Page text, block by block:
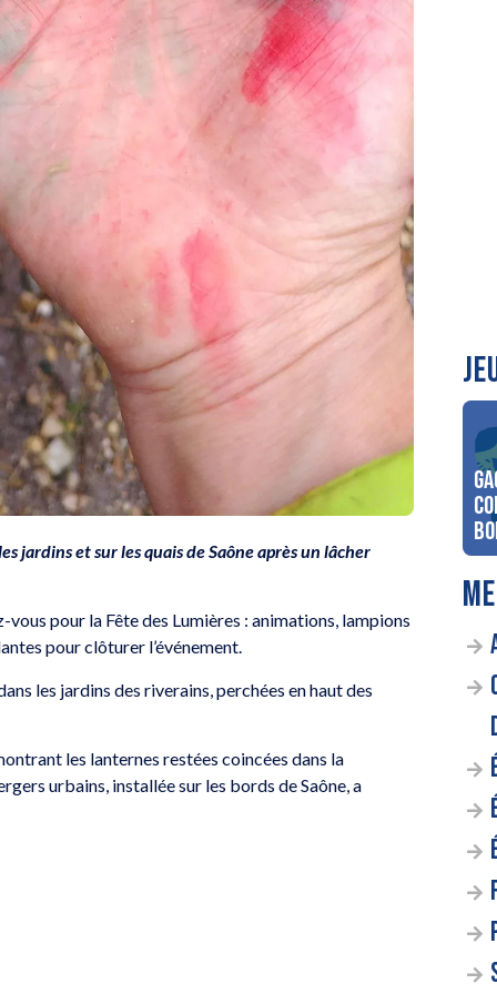
jardins et sur les quais de Saône après un lâcher
pour la Fête des Lumières : animations, lampions
pour clôturer l’événement.
les jardins des riverains, perchées en haut des
les lanternes restées coincées dans la
urbains, installée sur les bords de Saône, a